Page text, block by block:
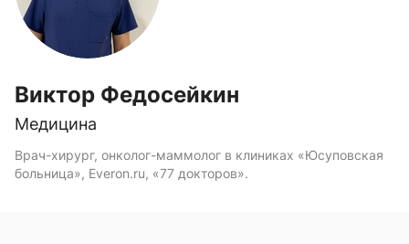
Виктор Федосейкин
Медицина
Врач-хирург, онколог-маммолог в клиниках «Юсуповская
больница», Everon.ru, «77 докторов».